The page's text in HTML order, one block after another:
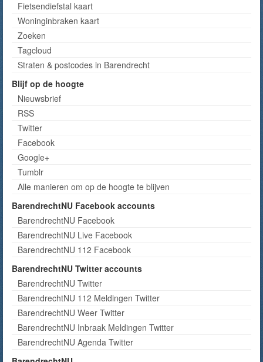
Fietsendiefstal kaart
Woninginbraken kaart
Zoeken
Tagcloud
Straten & postcodes in Barendrecht
Blijf op de hoogte
Nieuwsbrief
RSS
Twitter
Facebook
Google+
Tumblr
Alle manieren om op de hoogte te blijven
BarendrechtNU Facebook accounts
BarendrechtNU Facebook
BarendrechtNU Live Facebook
BarendrechtNU 112 Facebook
BarendrechtNU Twitter accounts
BarendrechtNU Twitter
BarendrechtNU 112 Meldingen Twitter
BarendrechtNU Weer Twitter
BarendrechtNU Inbraak Meldingen Twitter
BarendrechtNU Agenda Twitter